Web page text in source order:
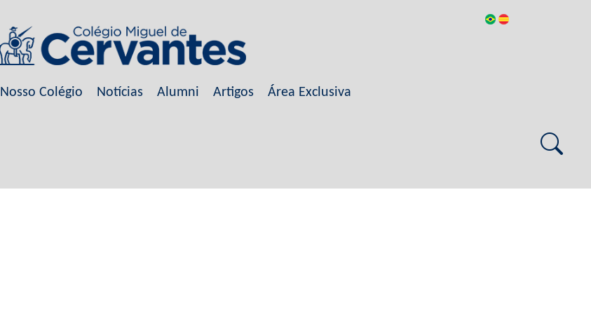
Nosso Colégio Notícias Alumni Artigos Área Exclusiva